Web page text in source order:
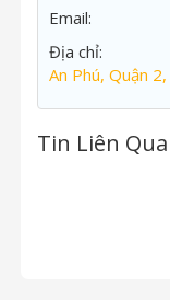
Email:
Địa chỉ:
An Phú, Quận
Tin Liên